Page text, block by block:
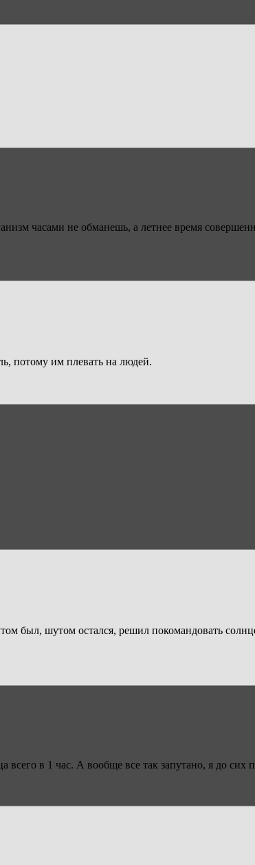
часами не обманешь, а летнее время
потому им плевать на людей.
был, шутом остался, решил покомандовать
в 1 час. А вообще все так запутано, я до сих